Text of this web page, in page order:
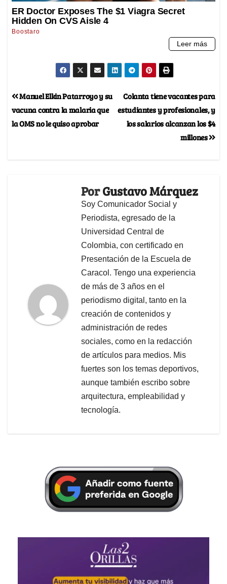
Colanta tiene vacantes para
estudiantes y profesionales, y
los salarios alcanzan los $4
millones
Manuel Elkin Patarroyo y su
vacuna contra la malaria que
la OMS no le quiso aprobar
PorGustavo Márquez
Soy Comunicador Social y
Periodista, egresado de la
Universidad Central de
Colombia, con certificado en
Presentación de la Escuela de
Caracol. Tengo una experiencia
de más de 3 años en el
periodismo digital, tanto en la
creación de contenidos y
administración de redes
sociales, como en la redacción
de artículos para medios. Mis
fuertes son los temas deportivos,
aunque también escribo sobre
arquitectura, empleabilidad y
tecnología.